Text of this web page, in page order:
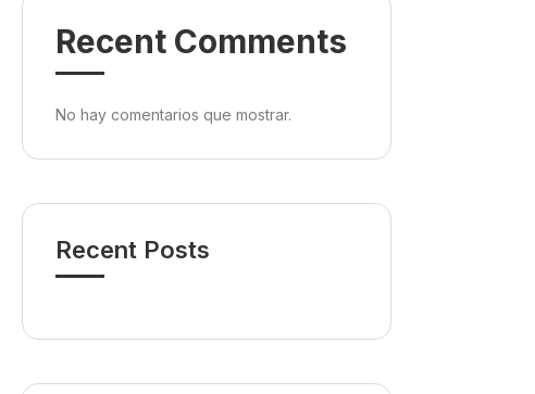
Recent Comments
No hay comentarios que mostrar.
Recent Posts